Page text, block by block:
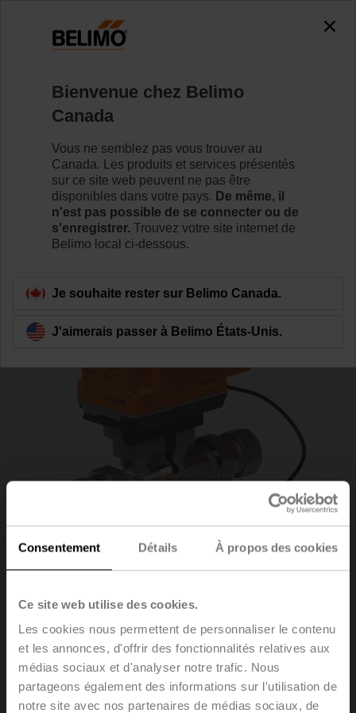
Consentement Détails À propos des cookies
Ce site web utilise des cookies.
Les cookies nous permettent de personnaliser le contenu
et les annonces, d'offrir des fonctionnalités relatives aux
médias sociaux et d'analyser notre trafic. Nous
partageons également des informations sur l'utilisation de
notre site avec nos partenaires de médias sociaux, de
22PE-5UC
En savoir plus
Retour à la catégorie de produits
22PE-5UC
Compteur d'énergie thermique Traçabilité NIST, SI et
BIPM, AC/DC 24 V, 0.5" [15], 6.6 GPM
Bienvenue chez Belimo
Canada
Vous ne semblez pas vous trouver au
Canada. Les produits et services présentés
sur ce site web peuvent ne pas être
disponibles dans votre pays. De même, il
n'est pas possible de se connecter ou de
s'enregistrer. Trouvez votre site internet de
Belimo local ci-dessous.
Je souhaite rester sur Belimo Canada.
J'aimerais passer à Belimo États-Unis.